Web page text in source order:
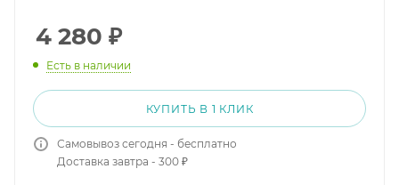
4 280 ₽
Есть в наличии
КУПИТЬ В 1 КЛИК
Самовывоз сегодня - бесплатно
Доставка завтра - 300 ₽